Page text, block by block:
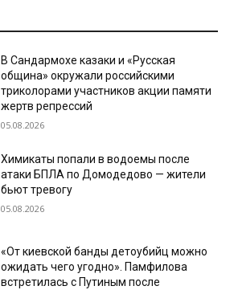
В Сандармохе казаки и «Русская
община» окружали российскими
триколорами участников акции памяти
жертв репрессий
05.08.2026
Химикаты попали в водоемы после
атаки БПЛА по Домодедово — жители
бьют тревогу
05.08.2026
«От киевской банды детоубийц можно
ожидать чего угодно». Памфилова
встретилась с Путиным после